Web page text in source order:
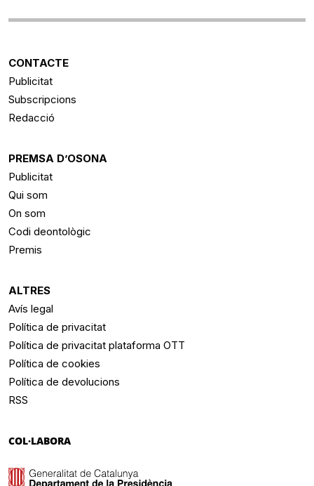
CONTACTE
Publicitat
Subscripcions
Redacció
PREMSA D’OSONA
Publicitat
Qui som
On som
Codi deontològic
Premis
ALTRES
Avís legal
Política de privacitat
Política de privacitat plataforma OTT
Política de cookies
Política de devolucions
RSS
COL·LABORA